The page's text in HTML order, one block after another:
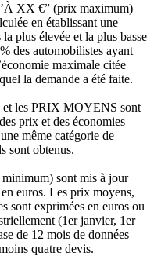
XX €” (prix maximum)
en établissant une
plus élevée et la plus basse
des automobilistes ayant
maximale citée
la demande a été faite.
les PRIX MOYENS sont
prix et des économies
même catégorie de
sont obtenus.
sont mis à jour
euros. Les prix moyens,
sont exprimées en euros ou
(1er janvier, 1er
de 12 mois de données
quatre devis.